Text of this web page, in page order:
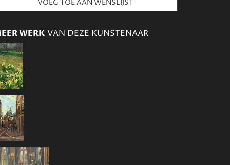
WERK VAN DEZE KUNSTENAAR